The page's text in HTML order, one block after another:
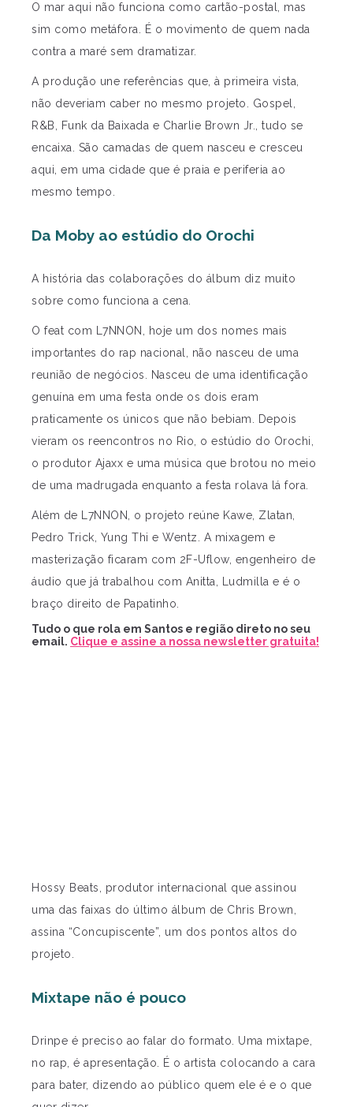
O mar aqui não funciona como cartão-postal, mas
sim como metáfora. É o movimento de quem nada
contra a maré sem dramatizar.
A produção une referências que, à primeira vista,
não deveriam caber no mesmo projeto. Gospel,
R&B, Funk da Baixada e Charlie Brown Jr., tudo se
encaixa. São camadas de quem nasceu e cresceu
aqui, em uma cidade que é praia e periferia ao
mesmo tempo.
Da Moby ao estúdio do Orochi
A história das colaborações do álbum diz muito
sobre como funciona a cena.
O feat com L7NNON, hoje um dos nomes mais
importantes do rap nacional, não nasceu de uma
reunião de negócios. Nasceu de uma identificação
genuína em uma festa onde os dois eram
praticamente os únicos que não bebiam. Depois
vieram os reencontros no Rio, o estúdio do Orochi,
o produtor Ajaxx e uma música que brotou no meio
de uma madrugada enquanto a festa rolava lá fora.
Além de L7NNON, o projeto reúne Kawe, Zlatan,
Pedro Trick, Yung Thi e Wentz. A mixagem e
masterização ficaram com 2F-Uflow, engenheiro de
áudio que já trabalhou com Anitta, Ludmilla e é o
braço direito de Papatinho.
Tudo o que rola em Santos e região direto no seu
email. Clique e assine a nossa newsletter gratuita!
Hossy Beats, produtor internacional que assinou
uma das faixas do último álbum de Chris Brown,
assina “Concupiscente”, um dos pontos altos do
projeto.
Mixtape não é pouco
Drinpe é preciso ao falar do formato. Uma mixtape,
no rap, é apresentação. É o artista colocando a cara
para bater, dizendo ao público quem ele é e o que